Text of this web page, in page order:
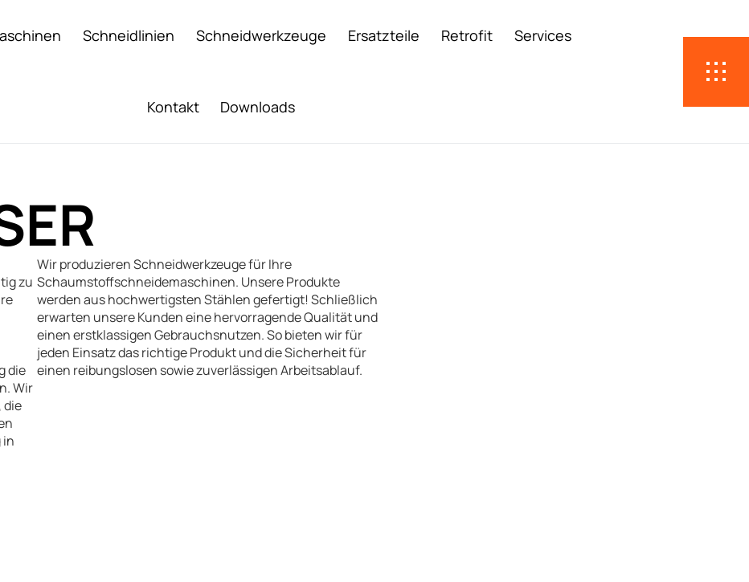
Schneidlinien Schneidwerkzeuge Ersatzteile Retrofit Services
Kontakt Downloads
zu
die
Wir
die
in
Wir produzieren Schneidwerkzeuge für Ihre
Schaumstoffschneidemaschinen. Unsere Produkte
werden aus hochwertigsten Stählen gefertigt! Schließlich
erwarten unsere Kunden eine hervorragende Qualität und
einen erstklassigen Gebrauchsnutzen. So bieten wir für
jeden Einsatz das richtige Produkt und die Sicherheit für
einen reibungslosen sowie zuverlässigen Arbeitsablauf.